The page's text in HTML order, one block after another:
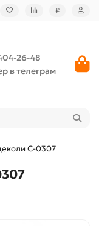
₽
26-48
в телеграм
C-0307